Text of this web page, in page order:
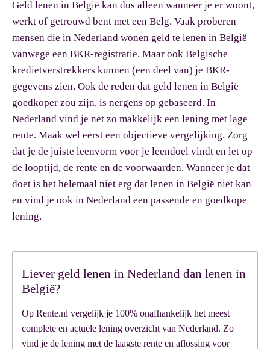
Geld lenen in België kan dus alleen wanneer je er woont,
werkt of getrouwd bent met een Belg. Vaak proberen
mensen die in Nederland wonen geld te lenen in België
vanwege een BKR-registratie. Maar ook Belgische
kredietverstrekkers kunnen (een deel van) je BKR-
gegevens zien. Ook de reden dat geld lenen in België
goedkoper zou zijn, is nergens op gebaseerd. In
Nederland vind je net zo makkelijk een lening met lage
rente. Maak wel eerst een objectieve vergelijking. Zorg
dat je de juiste leenvorm voor je leendoel vindt en let op
de looptijd, de rente en de voorwaarden. Wanneer je dat
doet is het helemaal niet erg dat lenen in België niet kan
en vind je ook in Nederland een passende en goedkope
lening.
Liever geld lenen in Nederland dan lenen in
België?
Op Rente.nl vergelijk je 100% onafhankelijk het meest
complete en actuele lening overzicht van Nederland. Zo
vind je de lening met de laagste rente en aflossing voor